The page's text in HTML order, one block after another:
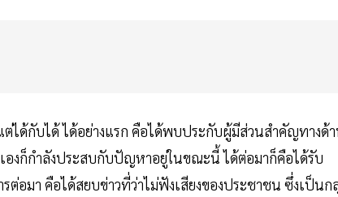
ได้กับได้ ได้อย่างแรก คือได้พบประกับผู้มีส่วนสำคัญทางด้
องก็กำลังประสบกับปัญหาอยู่ในขณะนี้ ได้ต่อมาก็คือได้รับ
อมา คือได้สยบข่าวที่ว่าไม่ฟังเสียงของประชาชน ซึ่งเป็นก